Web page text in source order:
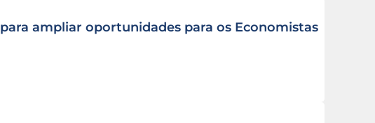
ampliar oportunidades para os Economistas